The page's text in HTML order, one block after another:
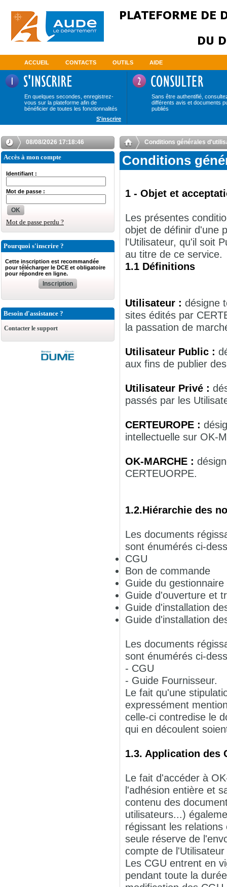
ACCUEIL CONTACTS OUTILS AIDE
En quelques secondes, enregistrez-
vous sur la plateforme afin de
bénéficier de toutes les fonctionnalités
Sans être authentifié,
différents avis et documents
publiés
S'inscrire
08/08/2026 17:18:47
Accès à mon compte
Identifiant :
Mot de passe :
OK
Mot de passe perdu ?
Pourquoi s'inscrire ?
Cette inscription est recommandée
pour télécharger le DCE et obligatoire
pour répondre en ligne.
Inscription
Besoin d'assistance ?
Contacter le support
Conditions générales
Conditions
1 - Objet et
Les présentes
objet de définir d'une
l'Utilisateur, qu'il soit
au titre de ce service.
1.1 Définitions
Utilisateur : désigne
sites édités par
la passation de
Utilisateur Public :
aux fins de publier
Utilisateur Privé :
passés par les
CERTEUROPE :
intellectuelle sur OK-
OK-MARCHE :
CERTEUORPE.
1.2.Hiérarchie des
Les documents
sont énumérés ci-
CGU
Bon de commande
Guide du gestionnaire
Guide d'ouverture et
Guide d'installation
Guide d'installation
Les documents
sont énumérés ci-
- CGU
- Guide Fournisseur.
Le fait qu'une
expressément
celle-ci contredise le
qui en découlent
1.3. Application des
Le fait d'accéder à
l'adhésion entière et
contenu des
utilisateurs...)
régissant les
seule réserve de
compte de
Les CGU entrent en
pendant toute la